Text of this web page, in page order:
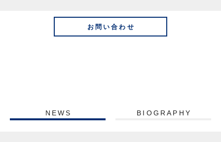
お問い合わせ
NEWS BIOGRAPHY